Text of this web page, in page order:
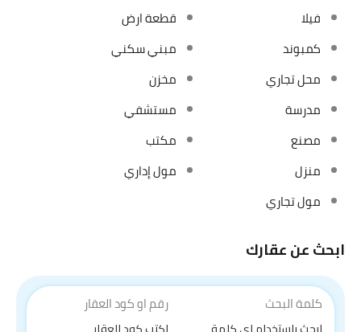
فيلا
قطعة ارض
كمبوند
مبني سكني
محل تجاري
مخزن
مدرسة
مستشفي
مصنع
مكتب
منزل
مول إداري
مول تجاري
ابحث عن عقارك
كلمة البحث رقم او كود العقار